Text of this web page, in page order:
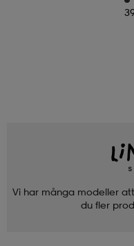
Vi har många modeller
du fler